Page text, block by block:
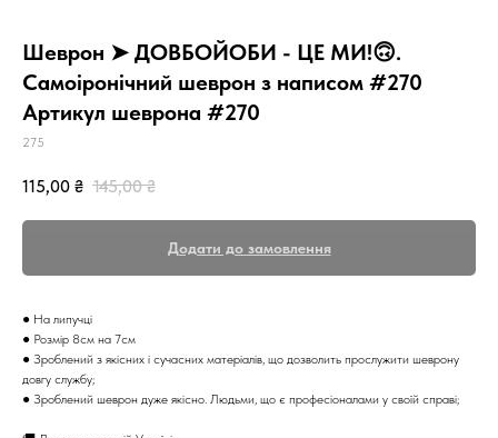
Шеврон ➤ ДОВБОЙОБИ - ЦЕ МИ!🙃.
Самоіронічний шеврон з написом #270
Артикул шеврона #270
275
115,00 ₴ 145,00 ₴
Додати до замовлення
● На липучці
● Розмір 8см на 7см
● Зроблений з якісних і сучасних матеріалів, що дозволить прослужити шеврону
довгу службу;
● Зроблений шеврон дуже якісно. Людьми, що є професіоналами у своїй справі;